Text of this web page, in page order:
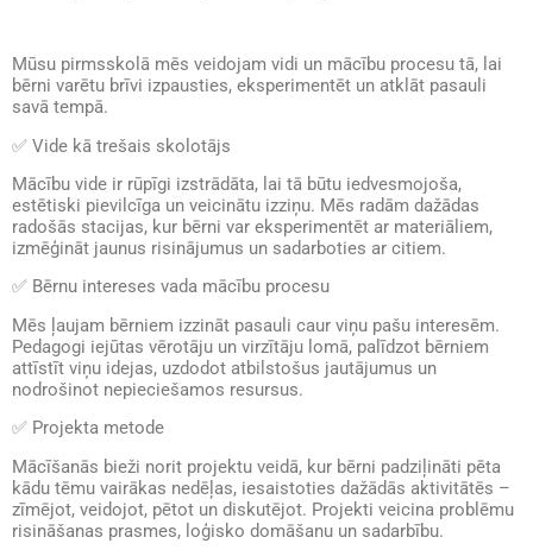
Mūsu pirmsskolā mēs veidojam vidi un mācību procesu tā, lai
bērni varētu brīvi izpausties, eksperimentēt un atklāt pasauli
savā tempā.
✅ Vide kā trešais skolotājs
Mācību vide ir rūpīgi izstrādāta, lai tā būtu iedvesmojoša,
estētiski pievilcīga un veicinātu izziņu. Mēs radām dažādas
radošās stacijas, kur bērni var eksperimentēt ar materiāliem,
izmēģināt jaunus risinājumus un sadarboties ar citiem.
✅ Bērnu intereses vada mācību procesu
Mēs ļaujam bērniem izzināt pasauli caur viņu pašu interesēm.
Pedagogi iejūtas vērotāju un virzītāju lomā, palīdzot bērniem
attīstīt viņu idejas, uzdodot atbilstošus jautājumus un
nodrošinot nepieciešamos resursus.
✅ Projekta metode
Mācīšanās bieži norit projektu veidā, kur bērni padziļināti pēta
kādu tēmu vairākas nedēļas, iesaistoties dažādās aktivitātēs –
zīmējot, veidojot, pētot un diskutējot. Projekti veicina problēmu
risināšanas prasmes, loģisko domāšanu un sadarbību.